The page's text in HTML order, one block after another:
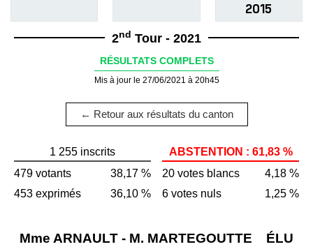
2015
2nd Tour - 2021
RÉSULTATS COMPLETS
Mis à jour le 27/06/2021 à 20h45
← Retour aux résultats du canton
1 255 inscrits
479 votants
38,17 %
453 exprimés
36,10 %
ABSTENTION : 61,83 %
20 votes blancs
4,18 %
6 votes nuls
1,25 %
Mme ARNAULT - M. MARTEGOUTTE ÉLU